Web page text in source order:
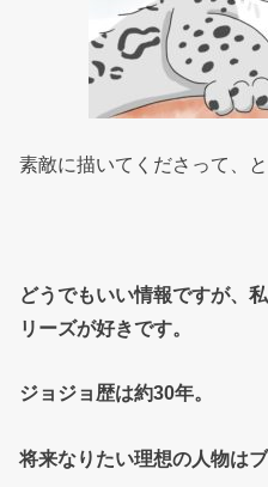
素敵に描いてくださって、
どうでもいい情報ですが、
リーズが好きです。
ジョジョ歴は約30年。
将来なりたい理想の人物は